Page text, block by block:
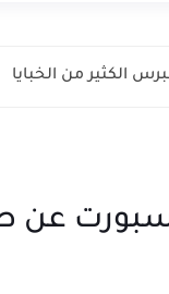
الكثير من الخبايا
عن